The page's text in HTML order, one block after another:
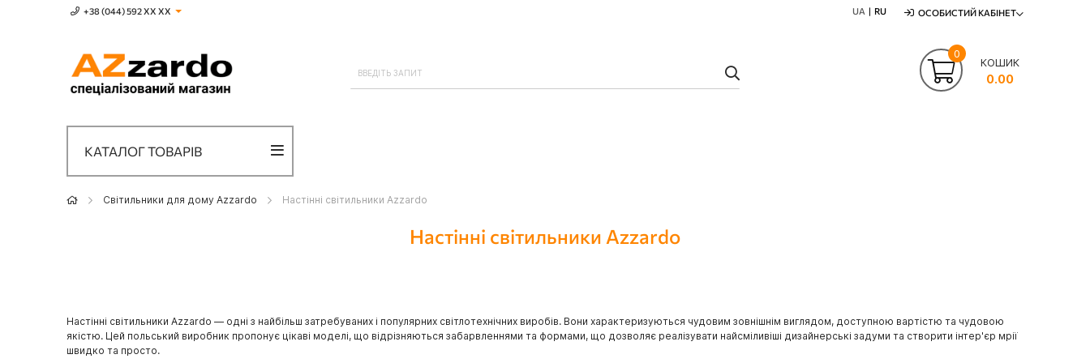
+38 (044) 592 XХ ХХ UA RU ОСОБИСТИЙ КАБІНЕТ
КОШИК
0.00
0
КАТАЛОГ ТОВАРІВ
Світильники для дому Azzardo Настінні світильники Azzardo
Настінні світильники Azzardo
Настінні світильники Azzardo — одні з найбільш затребуваних і популярних світлотехнічних виробів. Вони характеризуються чудовим зовнішнім виглядом, доступною вартістю та чудовою
якістю. Цей польський виробник пропонує цікаві моделі, що відрізняються забарвленнями та формами, що дозволяє реалізувати найсміливіші дизайнерські задуми та створити інтер'єр мрії
швидко та просто.